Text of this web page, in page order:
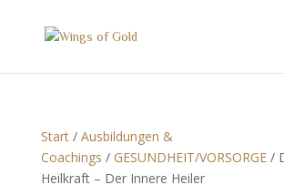
Start/ Ausbildungen &
Coachings / GESUNDHEIT/VORSORGE/
Heilkraft – Der Innere Heiler